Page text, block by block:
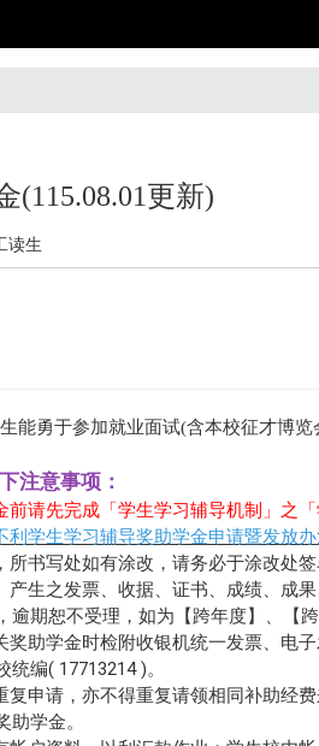
(115.08.01更新)
读生
能勇于参加就业面试(含本校征才博
注意事项：
前请先完成「学生学习辅导机制」之「
利学生学习辅导奖助学金申请暨发放
所书写处如有涂改，请务必于涂改处签
产生之发票、收据、证书、成绩、成
逾期恕不受理，如为【跨年度】、【
奖助学金时检附收银机统一发票、电
编( 17713214 )。
复申请，亦不得重复请领相同补助经
助学金。